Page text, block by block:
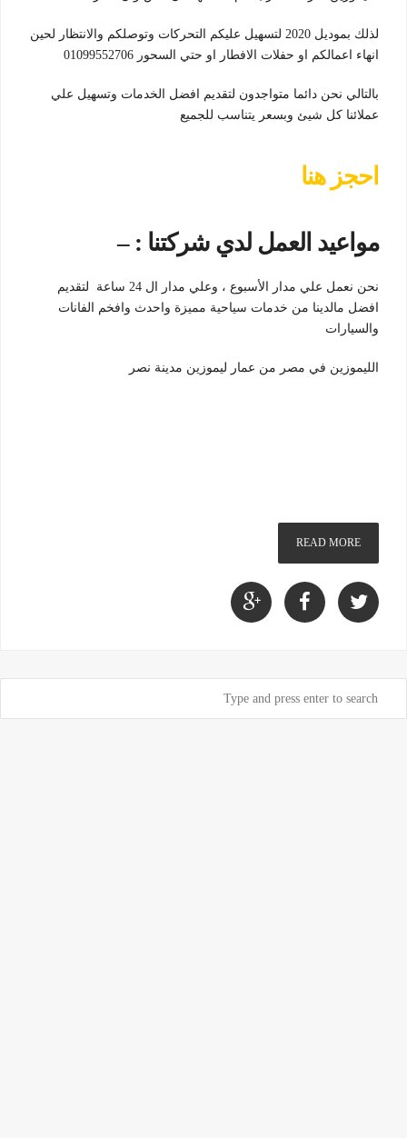
لذلك بموديل 2020 لتسهيل عليكم التحركات وتوصلكم والانتظار لحين
انهاء اعمالكم او حفلات الافطار او حتي السحور 01099552706
بالتالي نحن دائما متواجدون لتقديم افضل الخدمات وتسهيل علي
عملائنا كل شيئ وبسعر يتناسب للجميع
احجز هنا
مواعيد العمل لدي شركتنا : –
نحن نعمل علي مدار الأسبوع ، وعلي مدار ال 24 ساعة لتقديم
افضل مالدينا من خدمات سياحية مميزة واحدث وافخم الفانات
والسيارات
الليموزين في مصر من عمار ليموزين مدينة نصر
READ MORE